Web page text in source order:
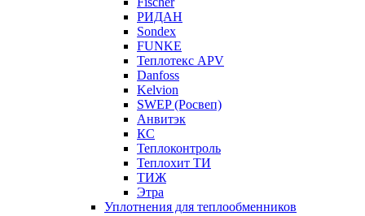
РИДАН
Sondex
FUNKE
Теплотекс APV
Danfoss
Kelvion
SWEP (Росвеп)
Анвитэк
КС
Теплоконтроль
Теплохит ТИ
ТИЖ
Этра
Уплотнения для теплообменников